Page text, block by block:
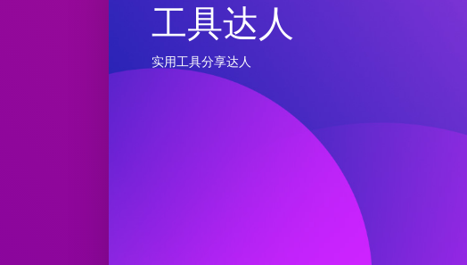
工具达人
实用工具分享达人